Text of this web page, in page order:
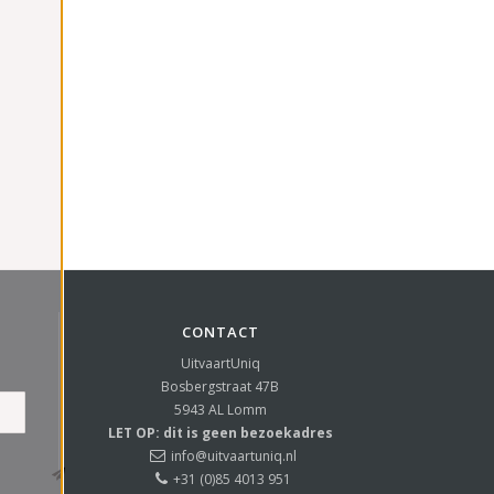
CONTACT
UitvaartUniq
Bosbergstraat 47B
5943 AL Lomm
LET OP: dit is geen bezoekadres
info@uitvaartuniq.nl
+31 (0)85 4013 951